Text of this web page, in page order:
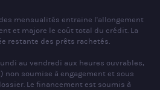
mensualités entraine l'allongement
et majore le coût total du crédit. La
restante des prêts rachetés.
au vendredi aux heures ouvrables,
non soumise à engagement et sous
Le financement est soumis à